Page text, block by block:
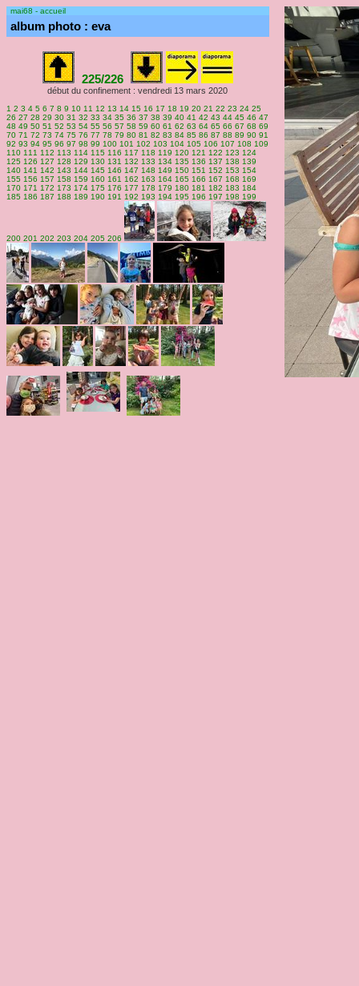
mai68 - accueil
album photo : eva
225/226
début du confinement : vendredi 13 mars 2020
1 2 3 4 5 6 7 8 9 10 11 12 13 14 15 16 17 18 19 20 21 22 23 24 25
26 27 28 29 30 31 32 33 34 35 36 37 38 39 40 41 42 43 44 45 46 47
48 49 50 51 52 53 54 55 56 57 58 59 60 61 62 63 64 65 66 67 68 69
70 71 72 73 74 75 76 77 78 79 80 81 82 83 84 85 86 87 88 89 90 91
92 93 94 95 96 97 98 99 100 101 102 103 104 105 106 107 108 109
110 111 112 113 114 115 116 117 118 119 120 121 122 123 124
125 126 127 128 129 130 131 132 133 134 135 136 137 138 139
140 141 142 143 144 145 146 147 148 149 150 151 152 153 154
155 156 157 158 159 160 161 162 163 164 165 166 167 168 169
170 171 172 173 174 175 176 177 178 179 180 181 182 183 184
185 186 187 188 189 190 191 192 193 194 195 196 197 198 199
200 201 202 203 204 205 206